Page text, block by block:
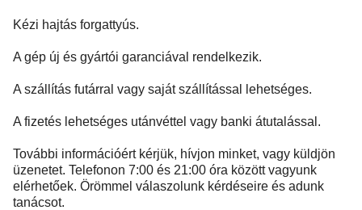
Kézi hajtás forgattyús.
A gép új és gyártói garanciával rendelkezik.
A szállítás futárral vagy saját szállítással lehetséges.
A fizetés lehetséges utánvéttel vagy banki átutalással.
További információért kérjük, hívjon minket, vagy küldjön
üzenetet. Telefonon 7:00 és 21:00 óra között vagyunk
elérhetőek. Örömmel válaszolunk kérdéseire és adunk
tanácsot.